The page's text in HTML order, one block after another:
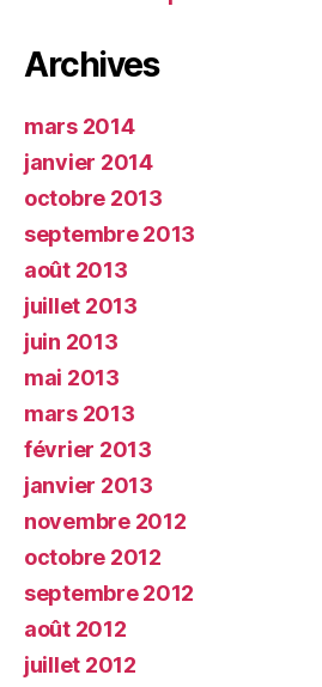
Archives
mars 2014
janvier 2014
octobre 2013
septembre 2013
août 2013
juillet 2013
juin 2013
mai 2013
mars 2013
février 2013
janvier 2013
novembre 2012
octobre 2012
septembre 2012
août 2012
juillet 2012